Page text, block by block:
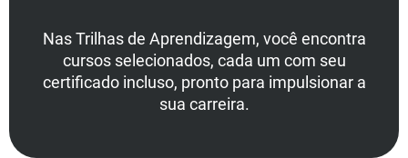
Nas Trilhas de Aprendizagem, você encontra
cursos selecionados, cada um com seu
certificado incluso, pronto para impulsionar a
sua carreira.